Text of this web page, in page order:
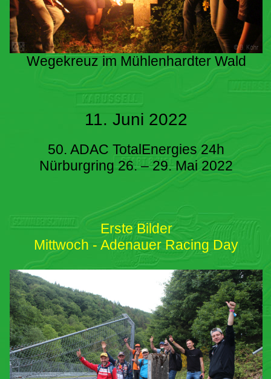
Wegekreuz im Mühlenhardter Wald
11. Juni 2022
50. ADAC TotalEnergies 24h
Nürburgring 26. – 29. Mai 2022
Erste Bilder
Mittwoch - Adenauer Racing Day